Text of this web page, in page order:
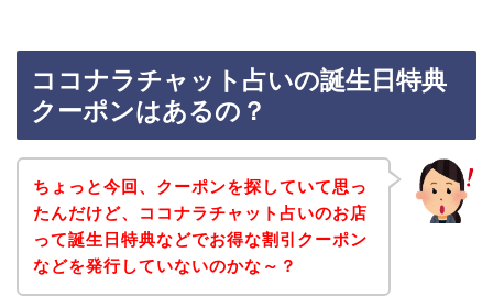
ココナラチャット占いの誕生日特典
クーポンはあるの？
ちょっと今回、クーポンを探していて思っ
たんだけど、ココナラチャット占いのお店
って誕生日特典などでお得な割引クーポン
などを発行していないのかな～？